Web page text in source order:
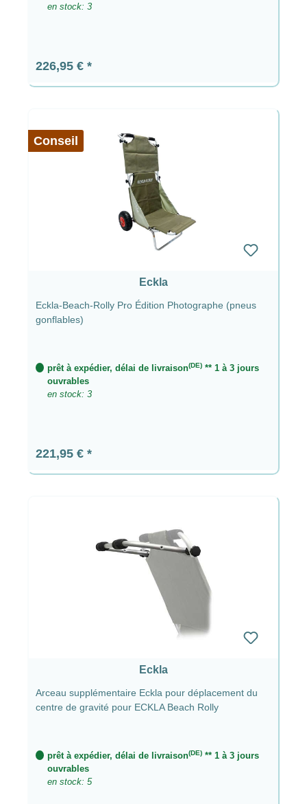
en stock: 3
Prix régulier :
226,95 €
Conseil
Eckla
Eckla-Beach-Rolly Pro Édition Photographe (pneus
gonflables)
prêt à expédier, délai de livraison(DE) ** 1 à 3 jours
ouvrables
en stock: 3
Prix régulier :
221,95 €
Eckla
Arceau supplémentaire Eckla pour déplacement du
centre de gravité pour ECKLA Beach Rolly
prêt à expédier, délai de livraison(DE) ** 1 à 3 jours
ouvrables
en stock: 5